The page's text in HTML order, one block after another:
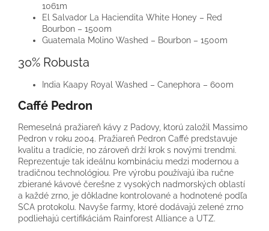
1061m
El Salvador La Haciendita White Honey – Red
Bourbon – 1500m
Guatemala Molino Washed – Bourbon – 1500m
30% Robusta
India Kaapy Royal Washed – Canephora – 600m
Caffé Pedron
Remeselná pražiareň kávy z Padovy, ktorú založil Massimo
Pedron v roku 2004. Pražiareň Pedron Caffé predstavuje
kvalitu a tradície, no zároveň drží krok s novými trendmi.
Reprezentuje tak ideálnu kombináciu medzi modernou a
tradičnou technológiou. Pre výrobu používajú iba ručne
zbierané kávové čerešne z vysokých nadmorských oblastí
a každé zrno, je dôkladne kontrolované a hodnotené podľa
SCA protokolu. Navyše farmy, ktoré dodávajú zelené zrno
podliehajú certifikáciám Rainforest Alliance a UTZ.